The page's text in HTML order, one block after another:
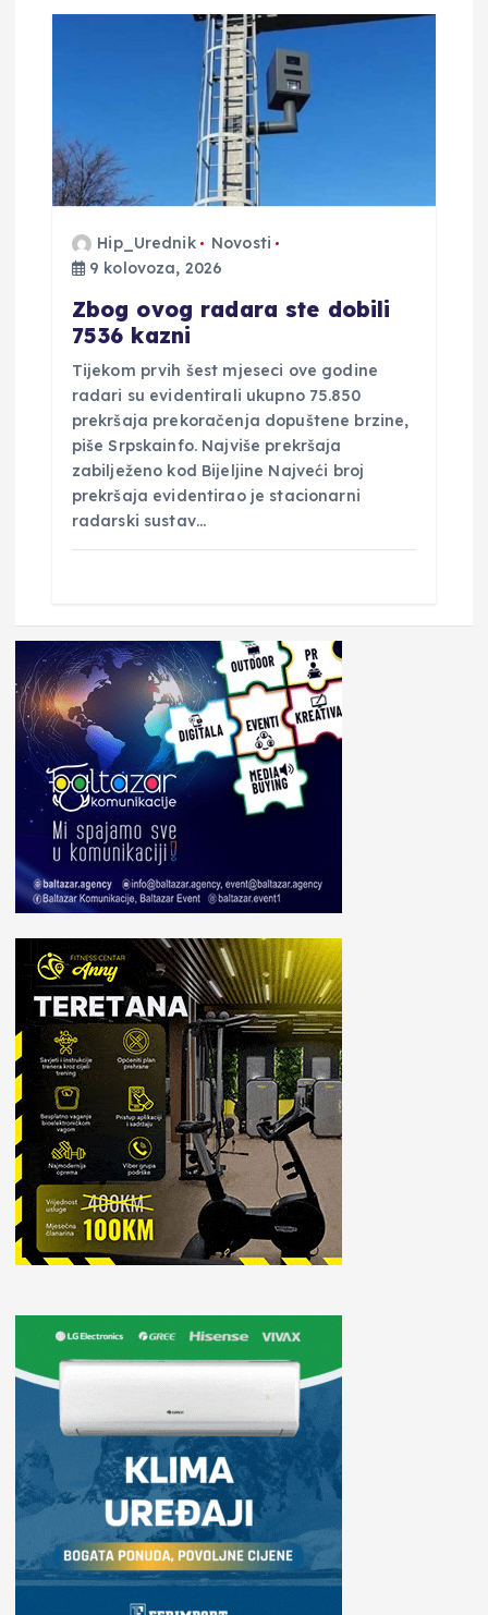
Hip_Urednik
Novosti
9 kolovoza, 2026
Zbog ovog radara ste dobili
7536 kazni
Tijekom prvih šest mjeseci ove godine
radari su evidentirali ukupno 75.850
prekršaja prekoračenja dopuštene brzine,
piše Srpskainfo. Najviše prekršaja
zabilježeno kod Bijeljine Najveći broj
prekršaja evidentirao je stacionarni
radarski sustav…